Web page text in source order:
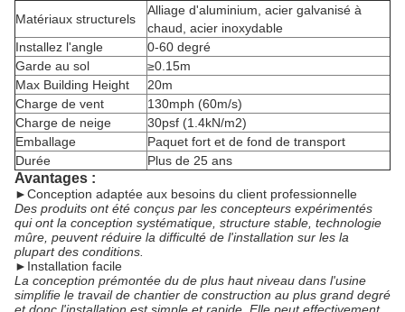
Matériaux structurels
Alliage d'aluminium, acier galvanisé à
chaud, acier inoxydable
Installez l'angle
0-60 degré
Garde au sol
≥0.15m
Max Building Height
20m
Charge de vent
130mph (60m/s)
Charge de neige
30psf (1.4kN/m2)
Emballage
Paquet fort et de fond de transport
Durée
Plus de 25 ans
Avantages :
►Conception adaptée aux besoins du client professionnelle
Des produits ont été conçus par les concepteurs expérimentés
qui ont la conception systématique, structure stable, technologie
mûre, peuvent réduire la difficulté de l'installation sur les la
plupart des conditions.
► Installation facile
La conception prémontée du de plus haut niveau dans l'usine
simplifie le travail de chantier de construction au plus grand degré